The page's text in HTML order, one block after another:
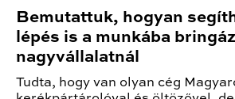
Bemutattuk, hogyan
lépés is a munkába
nagyvállalatnál
Tudta, hogy van olyan cég